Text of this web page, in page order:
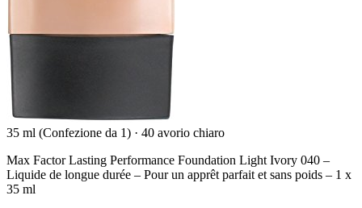
35 ml (Confezione da 1) · 40 avorio chiaro
Max Factor Lasting Performance Foundation Light Ivory 040 –
Liquide de longue durée – Pour un apprêt parfait et sans poids – 1 x
35 ml